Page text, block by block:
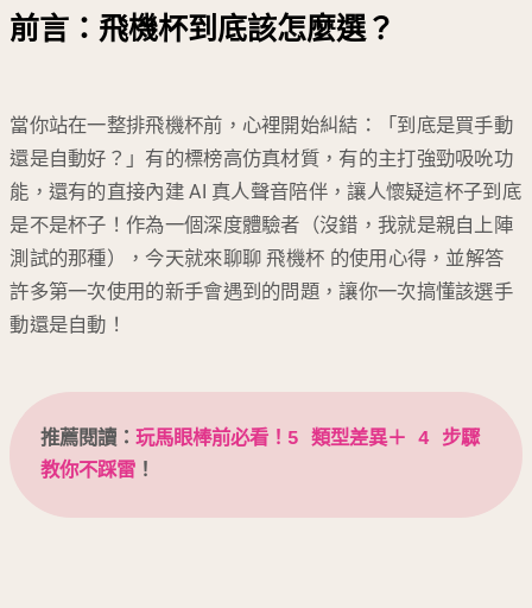
前言：飛機杯到底該怎麼選？
當你站在一整排飛機杯前，心裡開始糾結：「到底是買手動
還是自動好？」有的標榜高仿真材質，有的主打強勁吸吮功
能，還有的直接內建 AI 真人聲音陪伴，讓人懷疑這杯子到底
是不是杯子！作為一個深度體驗者（沒錯，我就是親自上陣
測試的那種），今天就來聊聊 飛機杯 的使用心得，並解答
許多第一次使用的新手會遇到的問題，讓你一次搞懂該選手
動還是自動！
推薦閱讀：玩馬眼棒前必看！5 類型差異＋ 4 步驟
教你不踩雷 ！